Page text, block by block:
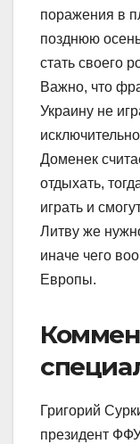
поражения в
позднюю
стать своего
Важно, что
Украину не
Доменек
отдыхать,
играть и
Литву же
иначе чего
Европы.
Григорий
президент